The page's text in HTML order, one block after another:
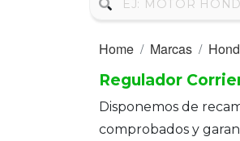
Neumáticos
Motores
Home Marcas
Regulador
Disponemos de
comprobados y